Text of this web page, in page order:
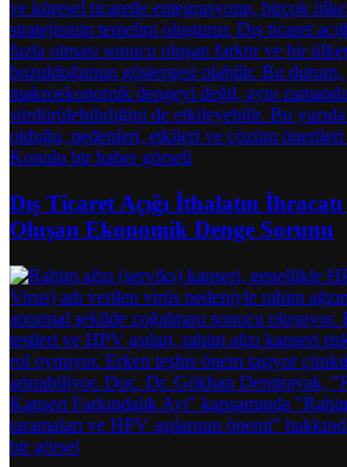
Dış Ticaret Açığı İthalatın İhracatı
Oluşan Ekonomik Denge Sorunu